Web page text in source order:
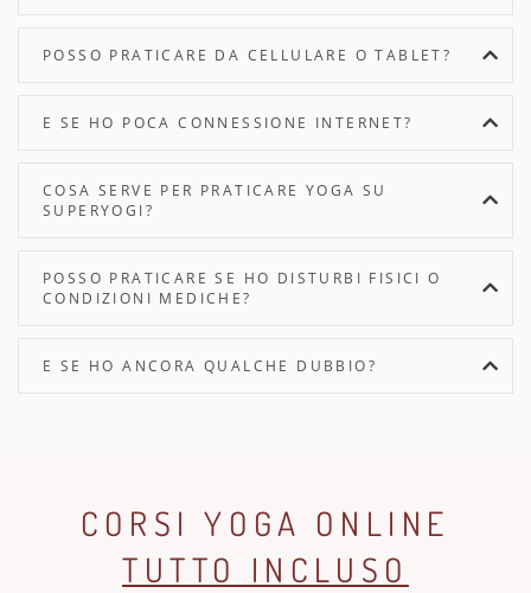
POSSO PRATICARE DA CELLULARE O TABLET?
E SE HO POCA CONNESSIONE INTERNET?
COSA SERVE PER PRATICARE YOGA SU
SUPERYOGI?
POSSO PRATICARE SE HO DISTURBI FISICI O
CONDIZIONI MEDICHE?
E SE HO ANCORA QUALCHE DUBBIO?
CORSI YOGA ONLINE
TUTTO INCLUSO